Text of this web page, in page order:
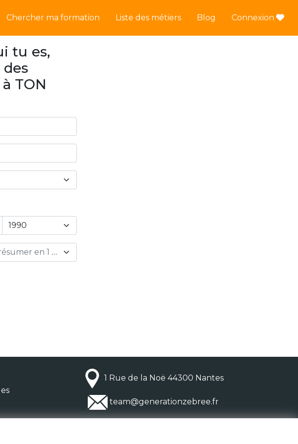
Chercher ma formation Liste des métiers Blog Connexion
tu es,
TON
Ta situation actuelle, si tu devais la résumer en 1 mot… *
1 Rue de la Noë 44300 Nantes
team@generationzebree.fr